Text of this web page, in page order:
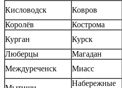
Кисловодск Ковров
Королёв
Кострома
Курган
Курск
Люберцы
Магадан
Междуреченск
Миасс
Набережные